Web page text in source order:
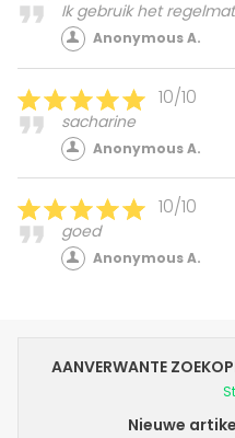
Ik gebruik het
Anonymous A.
10/10
sacharine
Anonymous A.
10/10
goed
Anonymous A.
AANVERWANTE
Nieuwe